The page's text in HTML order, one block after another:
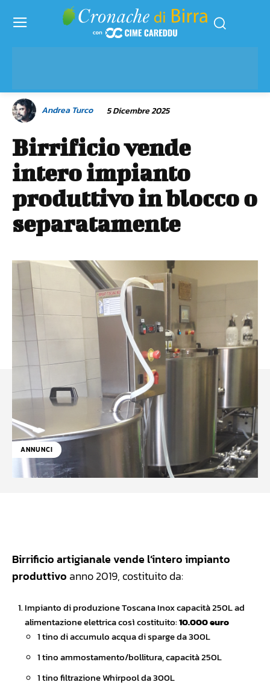
Andrea Turco 5 Dicembre 2025
Birrificio vende
intero impianto
produttivo in blocco o
separatamente
ANNUNCI
Birrificio artigianale vende l’intero impianto
produttivo anno 2019, costituito da:
Impianto di produzione Toscana Inox capacità 250L ad
alimentazione elettrica così costituito:10.000 euro
1 tino di accumulo acqua di sparge da 300L
1 tino ammostamento/bollitura, capacità 250L
1 tino filtrazione Whirpool da 300L